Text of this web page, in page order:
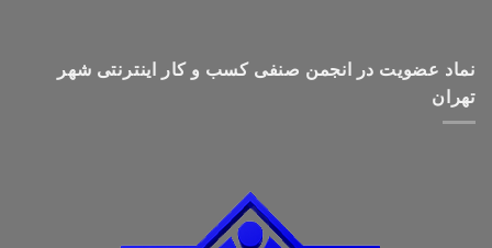
نماد عضویت در انجمن صنفی کسب و کار اینترنتی شهر
تهران